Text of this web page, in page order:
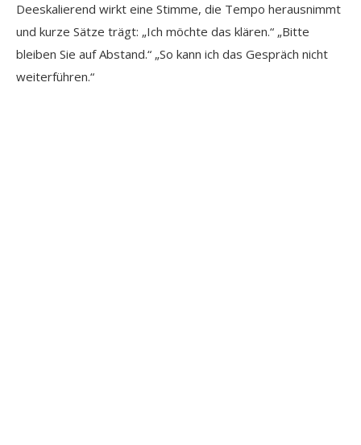
Deeskalierend wirkt eine Stimme, die Tempo herausnimmt
und kurze Sätze trägt: „Ich möchte das klären.“ „Bitte
bleiben Sie auf Abstand.“ „So kann ich das Gespräch nicht
weiterführen.“